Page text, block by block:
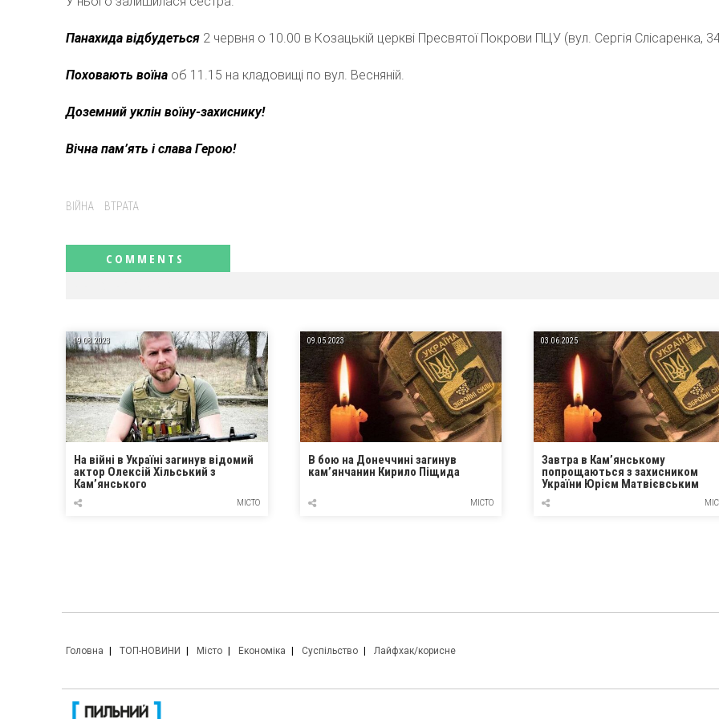
Панахида відбудеться 2 червня о 10.00 в Козацькій церкві Пресвятої Покрови ПЦУ (вул. Сергія Слісаренка,
Поховають воїна об 11.15 на кладовищі по вул. Весняній.
Доземний уклін воїну-захиснику!
Вічна пам’ять і слава Герою!
Tags:
ВІЙНА ВТРАТА
19.08.2023
На війні в Україні загинув відомий
актор Олексій Хільський з
Кам’янського
МІСТО
09.05.2023
В бою на Донеччині загинув
кам’янчанин Кирило Піщида
МІСТО
03.06.2025
Завтра в Кам’янському
попрощаються з захисником
України Юрієм Матвієвським
Головна ТОП-НОВИНИ Місто Економіка Суспільство Лайфхак/корисне